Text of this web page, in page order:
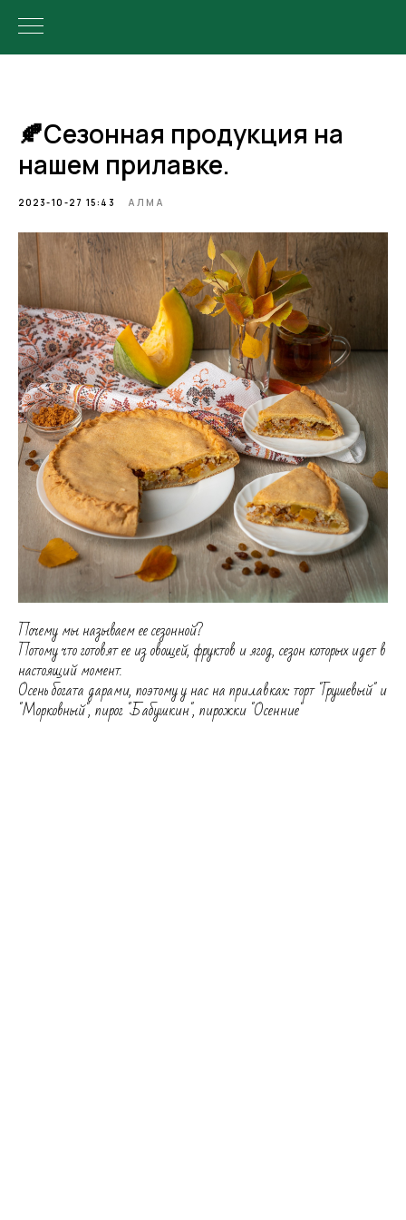
🍂Сезонная продукция на
нашем прилавке.
2023-10-27 15:43 АЛМА
Почему мы называем ее сезонной?
Потому что готовят ее из овощей, фруктов и ягод, сезон которых идет в
настоящий момент.
Осень богата дарами, поэтому у нас на прилавках: торт "Грушевый" и
"Морковный", пирог "Бабушкин", пирожки "Осенние"